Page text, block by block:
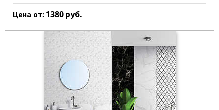
Цена от: 1380 руб.